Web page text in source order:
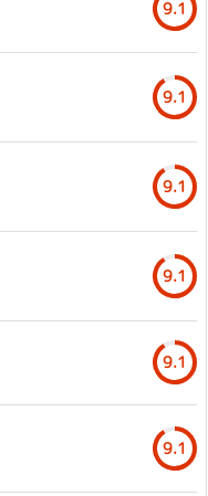
9.1
9.1
9.1
9.1
9.1
9.1